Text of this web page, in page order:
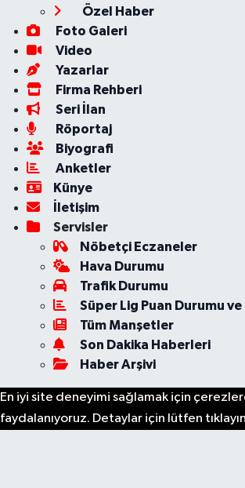
Özel Haber
Foto Galeri
Video
Yazarlar
Firma Rehberi
Seri İlan
Röportaj
Biyografi
Anketler
Künye
İletişim
Servisler
Nöbetçi Eczaneler
Hava Durumu
Trafik Durumu
Süper Lig Puan Durumu
Tüm Manşetler
Son Dakika Haberleri
Haber Arşivi
En iyi site deneyimi sağlamak için
faydalanıyoruz. Detaylar için lütfen